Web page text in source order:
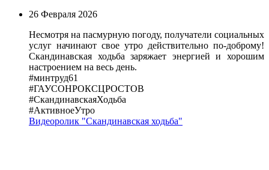
26 Февраля 2026
Несмотря на пасмурную погоду, получатели социальных
услуг начинают свое утро действительно по-доброму!
Скандинавская ходьба заряжает энергией и хорошим
настроением на весь день.
#минтруд61
#ГАУСОНРОКСЦРОСТОВ
#СкандинавскаяХодьба
#АктивноеУтро
Видеоролик "Скандинавская ходьба"